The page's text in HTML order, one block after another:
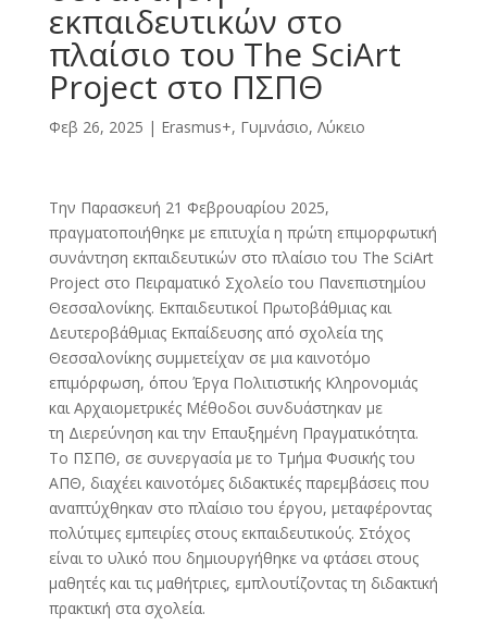
εκπαιδευτικών στο
πλαίσιο του The SciArt
Project στο ΠΣΠΘ
Φεβ 26, 2025 | Erasmus+, Γυμνάσιο, Λύκειο
Την Παρασκευή 21 Φεβρουαρίου 2025,
πραγματοποιήθηκε με επιτυχία η πρώτη επιμορφωτική
συνάντηση εκπαιδευτικών στο πλαίσιο του The SciArt
Project στο Πειραματικό Σχολείο του Πανεπιστημίου
Θεσσαλονίκης. Εκπαιδευτικοί Πρωτοβάθμιας και
Δευτεροβάθμιας Εκπαίδευσης από σχολεία της
Θεσσαλονίκης συμμετείχαν σε μια καινοτόμο
επιμόρφωση, όπου Έργα Πολιτιστικής Κληρονομιάς
και Αρχαιομετρικές Μέθοδοι συνδυάστηκαν με
τη Διερεύνηση και την Επαυξημένη Πραγματικότητα.
Το ΠΣΠΘ, σε συνεργασία με το Τμήμα Φυσικής του
ΑΠΘ, διαχέει καινοτόμες διδακτικές παρεμβάσεις που
αναπτύχθηκαν στο πλαίσιο του έργου, μεταφέροντας
πολύτιμες εμπειρίες στους εκπαιδευτικούς. Στόχος
είναι το υλικό που δημιουργήθηκε να φτάσει στους
μαθητές και τις μαθήτριες, εμπλουτίζοντας τη διδακτική
πρακτική στα σχολεία.